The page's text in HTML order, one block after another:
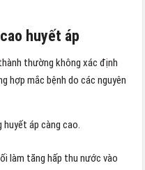
huyết áp
thường không xác định
hợp mắc bệnh do các nguyên
áp càng cao.
làm tăng hấp thu nước vào